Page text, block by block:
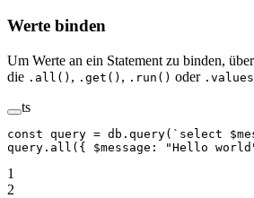
Werte binden
Um Werte an ein Statement zu binden,
die .all() , .get() , .run() oder
ts
const query = db. query( `select
query. all ({ $message: "Hello
1
2